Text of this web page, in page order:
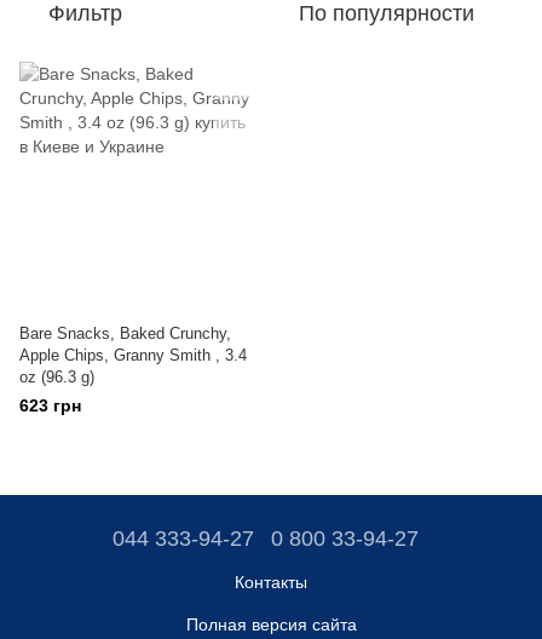
Фильтр По популярности
Bare Snacks, Baked Crunchy,
Apple Chips, Granny Smith , 3.4
oz (96.3 g)
623 грн
044 333-94-27 0 800 33-94-27
Контакты
Полная версия сайта